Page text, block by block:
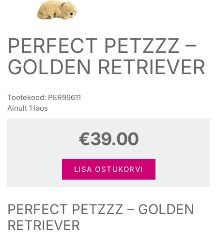
PERFECT PETZZZ –
GOLDEN RETRIEVER
Tootekood: PER99611
Ainult 1 laos
€39.00
LISA OSTUKORVI
PERFECT PETZZZ – GOLDEN
RETRIEVER